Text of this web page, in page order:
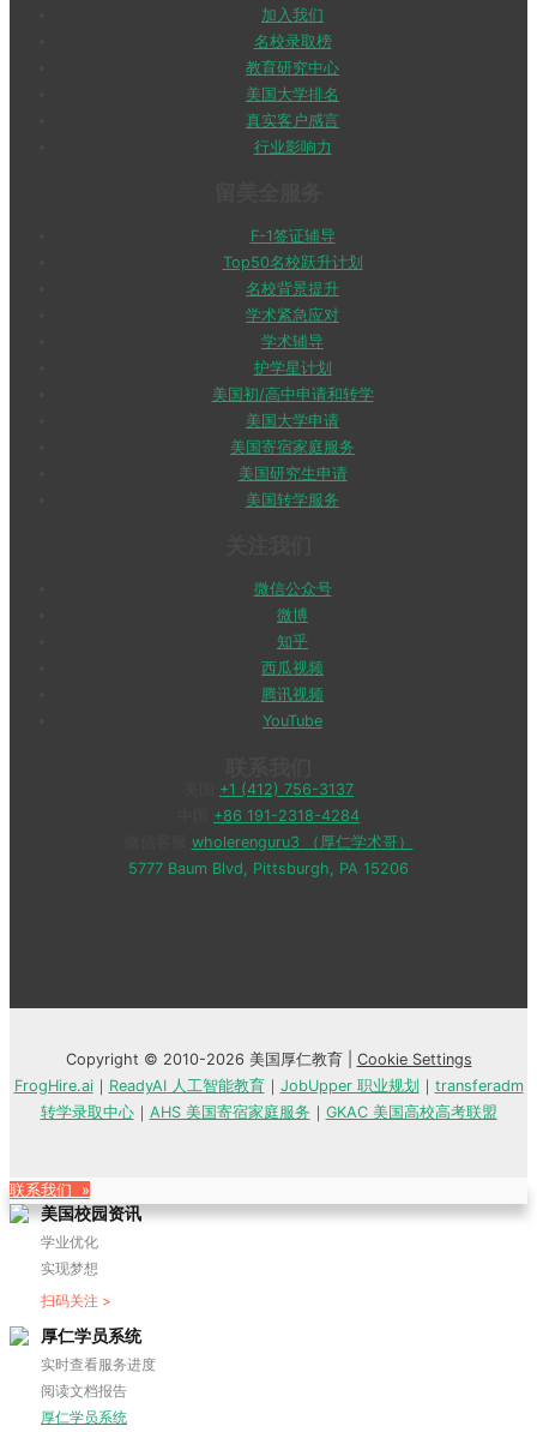
加入我们
名校录取榜
教育研究中心
美国大学排名
真实客户感言
行业影响力
F-1签证辅导
Top50名校跃升计划
名校背景提升
学术紧急应对
学术辅导
护学星计划
美国初/高中申请和转学
美国大学申请
美国寄宿家庭服务
美国研究生申请
美国转学服务
微信公众号
微博
知乎
西瓜视频
腾讯视频
YouTube
+1 (412) 756-3137
+86 191-2318-4284
wholerenguru3 （厚仁学术哥）
5777 Baum Blvd, Pittsburgh, PA 15206
Copyright © 2010-2026 美国厚仁教育 | Cookie Settings
FrogHire.ai｜ ReadyAI 人工智能教育｜ JobUpper 职业规划 ｜ transferadm
转学录取中心｜ AHS 美国寄宿家庭服务 ｜ GKAC 美国高校高考联盟
联系我们 »
美国校园资讯
学业优化
实现梦想
扫码关注 >
厚仁学员系统
实时查看服务进度
阅读文档报告
厚仁学员系统